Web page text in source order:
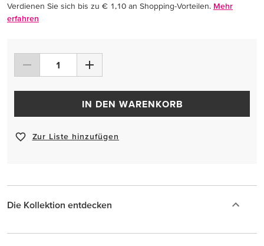
Verdienen Sie sich bis zu € 1,10 an Shopping-Vorteilen. Mehr
erfahren
IN DEN WARENKORB
Zur Liste hinzufügen
Die Kollektion entdecken